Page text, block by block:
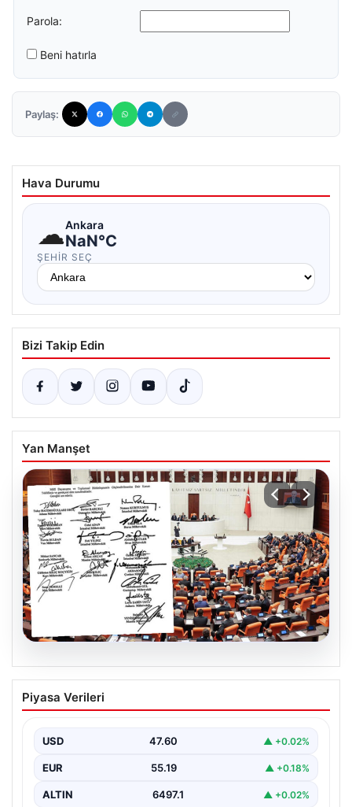
Parola:
Beni hatırla
Paylaş:
Hava Durumu
☁Ankara
NaN°C
ŞEHIR SEÇ
Bizi Takip Edin
Yan Manşet
05.08.2026
Terörsüz Türkiye için tarihi adım. 360
milletvekili imza attı, çerçeve yasa
{"title":"Terörsüz Türkiye İçin Önemli Hukuki Adım: 360
Sunuldu","content":"Türkiye'de…
Piyasa Verileri
USD 47.60 ▲ +0.02%
EUR 55.19 ▲ +0.18%
ALTIN 6497.1 ▲ +0.02%